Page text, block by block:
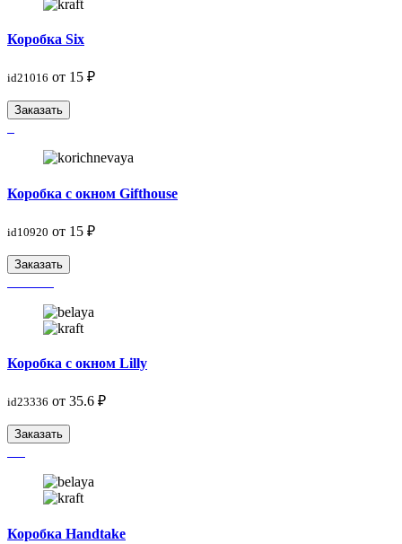
Коробка Six
id21016 от 15 ₽
Заказать
Коробка с окном Gifthouse
id10920 от 15 ₽
Заказать
Коробка с окном Lilly
id23336 от 35.6 ₽
Заказать
Коробка Handtake